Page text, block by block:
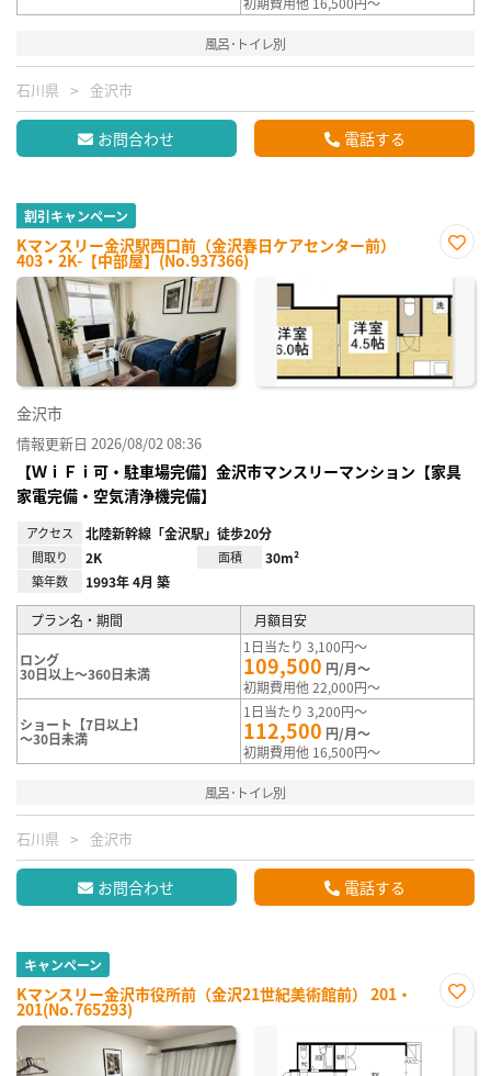
風呂･トイレ別
石川県 金沢市
お問合わせ 電話する
割引キャンペーン
Kマンスリー金沢駅西口前（金沢春日ケアセンター前）
403・2K-【中部屋】(No.937366)
に入
り登
録
金沢市
情報更新日 2026/08/02 08:36
【ＷｉＦｉ可・駐車場完備】金沢市マンスリーマンション【家具
家電完備・空気清浄機完備】
アクセス 北陸新幹線「金沢駅」徒歩20分
間取り 2K 面積 30m²
築年数 1993年 4月 築
プラン名・期間 月額目安
ロング
30日以上～360日未満
1日当たり 3,100円～
109,500 円/月～
初期費用他 22,000円～
ショート【7日以上】
～30日未満
1日当たり 3,200円～
112,500 円/月～
初期費用他 16,500円～
風呂･トイレ別
石川県 金沢市
お問合わせ 電話する
キャンペーン
Kマンスリー金沢市役所前（金沢21世紀美術館前） 201・
201(No.765293)
に入